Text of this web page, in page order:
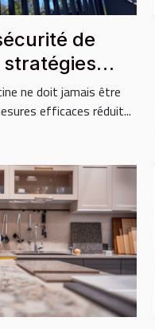
de
ne doit jamais être
efficaces réduit...